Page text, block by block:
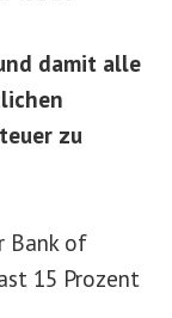
damit alle
zu
Bank of
15 Prozent